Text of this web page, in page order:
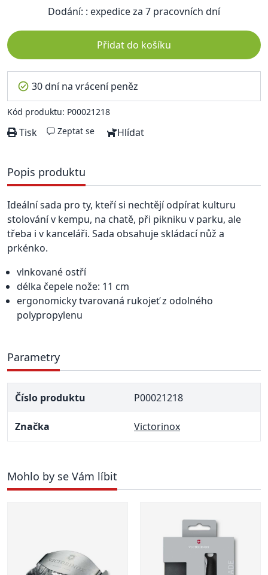
Dodání: : expedice za 7 pracovních dní
Přidat do košíku
30 dní na vrácení peněz
Kód produktu: P00021218
Tisk Zeptat se Hlídat
Popis produktu
Ideální sada pro ty, kteří si nechtějí odpírat kulturu
stolování v kempu, na chatě, při pikniku v parku, ale
třeba i v kanceláři. Sada obsahuje skládací nůž a
prkénko.
vlnkované ostří
délka čepele nože: 11 cm
ergonomicky tvarovaná rukojeť z odolného
polypropylenu
Parametry
Číslo produktu P00021218
Značka Victorinox
Mohlo by se Vám líbit